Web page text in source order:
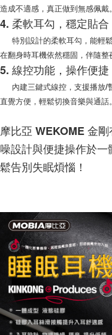
https://aftee.tw/terms/#terms3
「AFTEE先享後付」，若未經
任。
時審查核予不同之上限額度；
請求用戶進行身份認證。
恩沛科技股份有限公司將有
造成不適感，真正做到無感佩戴。
4. 柔軟耳勾，穩定貼合
特別設計的柔軟耳勾，能輕
在翻身時耳機依然穩固，伴隨整
5. 線控功能，操作便捷
內建三鍵式線控，支援播放
直覺方便，輕鬆切換音樂與通話。
摩比亞 WEKOME 金
噪設計與便捷操作於
鬆告別失眠煩惱！